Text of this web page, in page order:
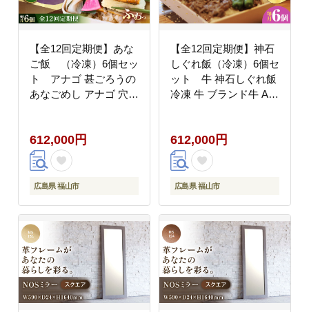
【全12回定期便】あな
ご飯 （冷凍）6個セッ
ト アナゴ 甚ごろうの
あなごめし アナゴ 穴子
[BAEC016]
612,000円
広島県 福山市
【全12回定期便】神石
しぐれ飯（冷凍）6個セ
ット 牛 神石しぐれ飯
冷凍 牛 ブランド牛 A4
[BAEC027]
612,000円
広島県 福山市